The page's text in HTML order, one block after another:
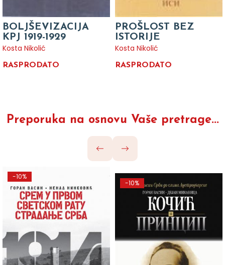
BOLJŠEVIZACIJA
KPJ 1919-1929
Kosta Nikolić
RASPRODATO
PROŠLOST BEZ
ISTORIJE
Kosta Nikolić
RASPRODATO
Preporuka na osnovu Vaše pretrage...
-10%
-10%